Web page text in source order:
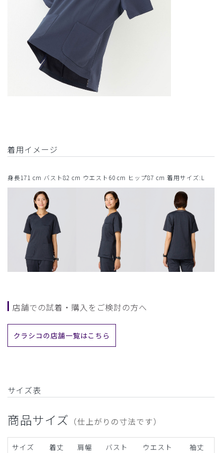
着用イメージ
身長171 cm バスト82 cm ウエスト60 cm ヒップ87 cm 着用サイズ:L
店舗での試着・購入をご検討の方へ
クラシコの店舗一覧はこちら
サイズ表
商品サイズ （仕上がりの寸法です）
サイズ 着丈 肩幅 バスト ウエスト
袖丈